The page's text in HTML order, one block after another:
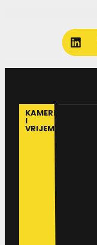
KAMERE
I
VRIJEME